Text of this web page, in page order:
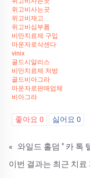
위고비사는곳
위고비재고
위고비심부름
비만치료제 구입
마운자로삭센다
vinix
골드시알리스
비만치료제 처방
골드비아그라
마운자로판매업체
비아그라
좋아요 0 싫어요 0
«
이번 결과는 최근 치